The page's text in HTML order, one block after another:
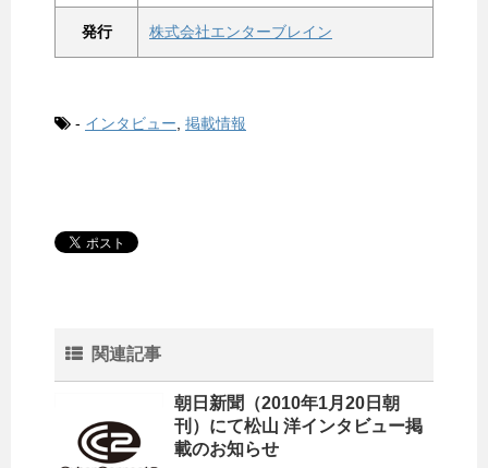
発行 株式会社エンターブレイン
- インタビュー 掲載情報
関連記事
朝日新聞（2010年1月20日朝
刊）にて松山 洋インタビュー掲
載のお知らせ